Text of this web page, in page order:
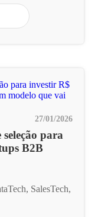
27/01/2026
para
B2B
SalesTech,